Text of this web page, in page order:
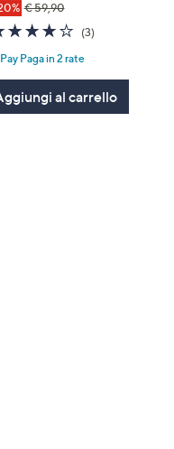
€ 59,90
4.0
of
5
(3)3
Paga in 2 rate
al carrello